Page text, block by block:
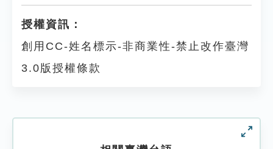
授權資訊：
創用CC-姓名標示-非商業性-禁止改作臺灣
3.0版授權條款